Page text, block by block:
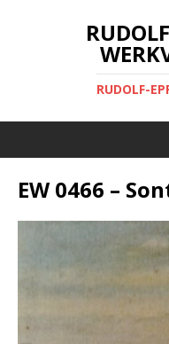
RUDOLF-
EW 0466 –